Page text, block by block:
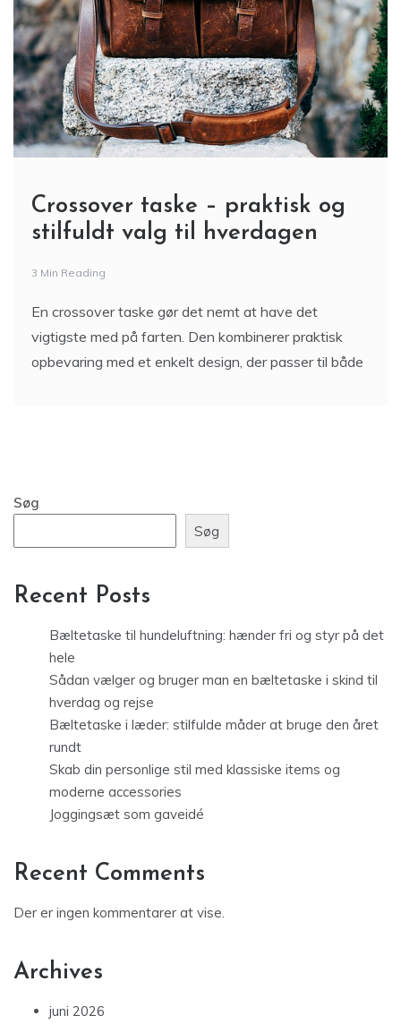
Crossover taske – praktisk og
stilfuldt valg til hverdagen
3 Min Reading
En crossover taske gør det nemt at have det
vigtigste med på farten. Den kombinerer praktisk
opbevaring med et enkelt design, der passer til både
Søg
Søg
Recent Posts
Bæltetaske til hundeluftning: hænder fri og styr på det
hele
Sådan vælger og bruger man en bæltetaske i skind til
hverdag og rejse
Bæltetaske i læder: stilfulde måder at bruge den året
rundt
Skab din personlige stil med klassiske items og
moderne accessories
Joggingsæt som gaveidé
Recent Comments
Der er ingen kommentarer at vise.
Archives
juni 2026